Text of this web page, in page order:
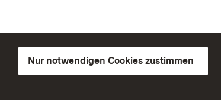
Nur notwendigen Cookies zustimmen